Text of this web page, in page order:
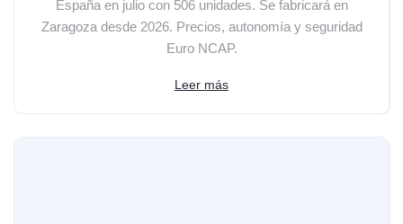
España en julio con 506 unidades. Se fabricará en
Zaragoza desde 2026. Precios, autonomía y seguridad
Euro NCAP.
Leer más